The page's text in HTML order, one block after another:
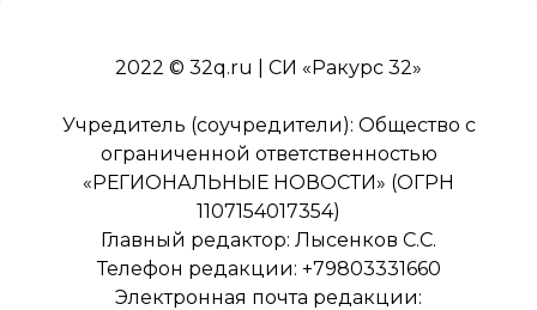
2022 © 32q.ru | СИ «Ракурс 32»
Учредитель (соучредители): Общество с
ограниченной ответственностью
«РЕГИОНАЛЬНЫЕ НОВОСТИ» (ОГРН
1107154017354)
Главный редактор: Лысенков С.С.
Телефон редакции: +79803331660
Электронная почта редакции: